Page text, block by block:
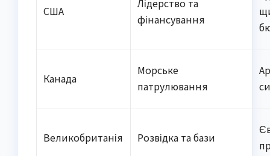
США
Лідерство та
фінансування
Канада
Морське
патрулювання
Великобританія Розвідка та бази